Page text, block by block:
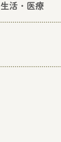
生活・医療